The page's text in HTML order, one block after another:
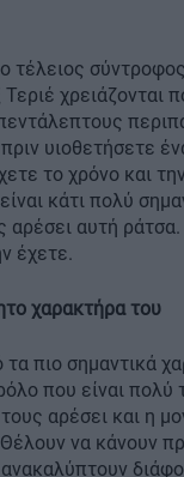
τέλειος
χρειάζονται
υιοθετήσετε
το χρόνο και
κάτι πολύ
αρέσει αυτή
έχετε.
χαρακτήρα του
πιο σημαντικά
που είναι πολύ
αρέσει και η
να κάνουν
ανακαλύπτουν